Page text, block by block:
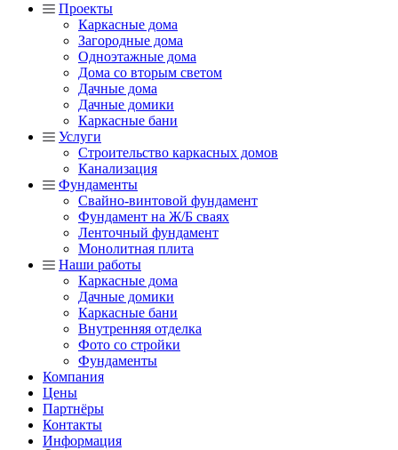
Проекты
Каркасные дома
Загородные дома
Одноэтажные дома
Дома со вторым светом
Дачные дома
Дачные домики
Каркасные бани
Услуги
Строительство каркасных домов
Канализация
Фундаменты
Свайно-винтовой фундамент
Фундамент на Ж/Б сваях
Ленточный фундамент
Монолитная плита
Наши работы
Каркасные дома
Дачные домики
Каркасные бани
Внутренняя отделка
Фото со стройки
Фундаменты
Компания
Цены
Партнёры
Контакты
Информация